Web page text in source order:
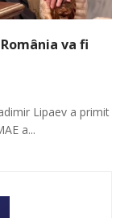
va fi
Lipaev a primit
a...